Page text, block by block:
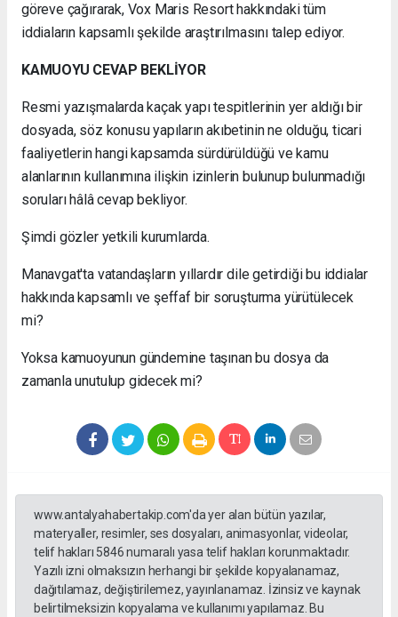
göreve çağırarak, Vox Maris Resort hakkındaki tüm
iddiaların kapsamlı şekilde araştırılmasını talep ediyor.
KAMUOYU CEVAP BEKLİYOR
Resmi yazışmalarda kaçak yapı tespitlerinin yer aldığı bir
dosyada, söz konusu yapıların akıbetinin ne olduğu, ticari
faaliyetlerin hangi kapsamda sürdürüldüğü ve kamu
alanlarının kullanımına ilişkin izinlerin bulunup bulunmadığı
soruları hâlâ cevap bekliyor.
Şimdi gözler yetkili kurumlarda.
Manavgat'ta vatandaşların yıllardır dile getirdiği bu iddialar
hakkında kapsamlı ve şeffaf bir soruşturma yürütülecek
mi?
Yoksa kamuoyunun gündemine taşınan bu dosya da
zamanla unutulup gidecek mi?
www.antalyahabertakip.com'da yer alan bütün yazılar,
materyaller, resimler, ses dosyaları, animasyonlar, videolar,
telif hakları 5846 numaralı yasa telif hakları korunmaktadır.
Yazılı izni olmaksızın herhangi bir şekilde kopyalanamaz,
dağıtılamaz, değiştirilemez, yayınlanamaz. İzinsiz ve kaynak
belirtilmeksizin kopyalama ve kullanımı yapılamaz. Bu